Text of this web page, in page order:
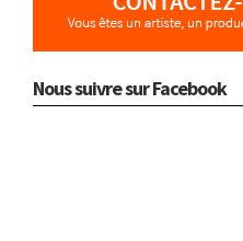
Nous suivre sur Facebook